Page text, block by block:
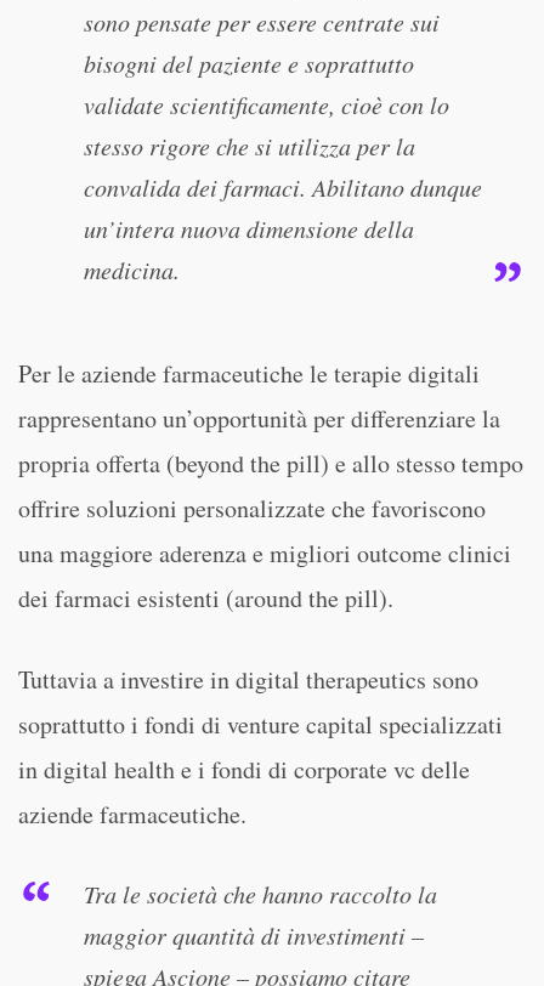
sono pensate per essere centrate sui
bisogni del paziente e soprattutto
validate scientificamente, cioè con lo
stesso rigore che si utilizza per la
convalida dei farmaci. Abilitano dunque
un’intera nuova dimensione della
medicina.
Per le aziende farmaceutiche le terapie digitali
rappresentano un’opportunità per differenziare la
propria offerta (beyond the pill) e allo stesso tempo
offrire soluzioni personalizzate che favoriscono
una maggiore aderenza e migliori outcome clinici
dei farmaci esistenti (around the pill).
Tuttavia a investire in digital therapeutics sono
soprattutto i fondi di venture capital specializzati
in digital health e i fondi di corporate vc delle
aziende farmaceutiche.
Tra le società che hanno raccolto la
maggior quantità di investimenti –
spiega Ascione – possiamo citare